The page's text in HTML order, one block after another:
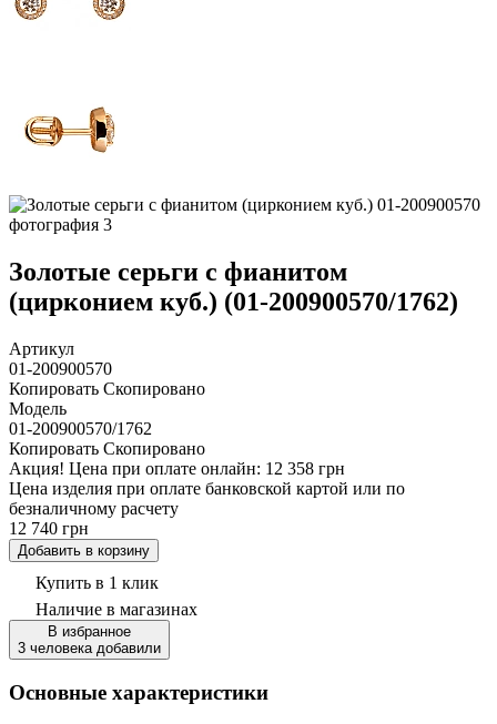
Золотые серьги с фианитом
(цирконием куб.) (01-200900570/1762)
Артикул
01-200900570
Копировать Скопировано
Модель
01-200900570/1762
Копировать Скопировано
Акция! Цена при оплате онлайн: 12 358 грн
Цена изделия при оплате банковской картой или по
безналичному расчету
12 740 грн
Добавить в корзину
Купить в 1 клик
Наличие в магазинах
В избранное
3 человека добавили
Основные характеристики